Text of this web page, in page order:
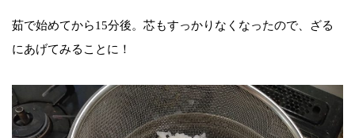
茹で始めてから15分後。芯もすっかりなくなったので、ざる
にあげてみることに！